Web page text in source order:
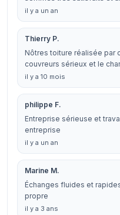
il y a un an
Thierry P.
Nôtres toiture réalisée par
couvreurs sérieux et le
il y a 10 mois
philippe F.
Entreprise sérieuse et
entreprise
il y a un an
Marine M.
Échanges fluides et
propre
il y a 3 ans